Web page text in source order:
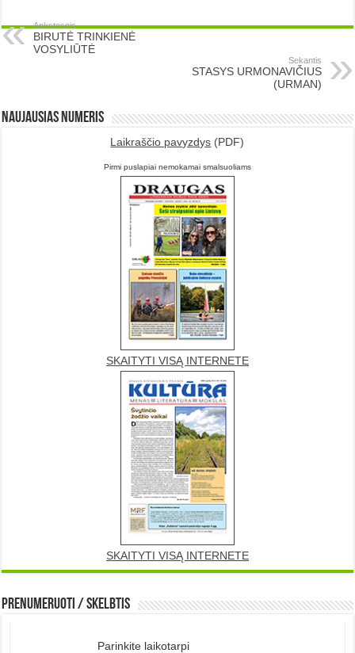
Ankstesnis
BIRUTĖ TRINKIENĖ
VOSYLIŪTĖ
Sekantis
STASYS URMONAVIČIUS
(URMAN)
Naujausias numeris
Laikraščio pavyzdys (PDF)
Pirmi puslapiai nemokamai smalsuoliams
SKAITYTI VISĄ INTERNETE
SKAITYTI VISĄ INTERNETE
Prenumeruoti / Skelbtis
Parinkite laikotarpi